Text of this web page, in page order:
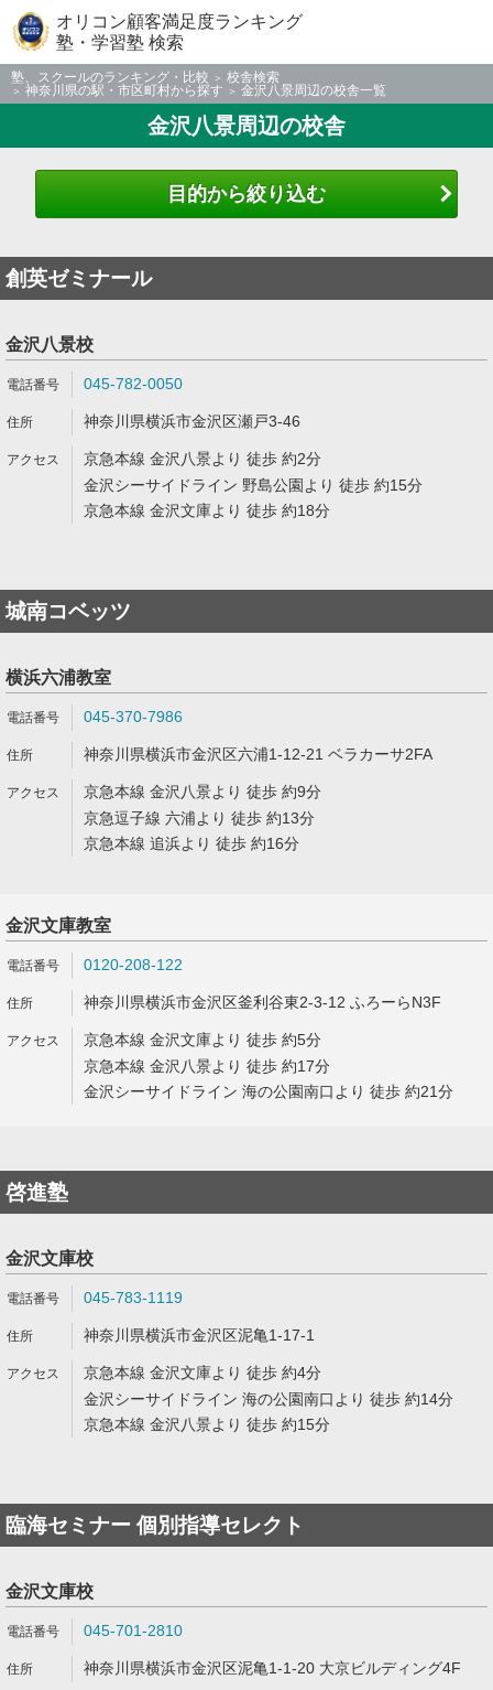
オリコン顧客満足度ランキング
塾・学習塾 検索
塾、スクールのランキング・比較
校舎検索
神奈川県の駅・市区町村から探す
金沢八景周辺の校舎一覧
金沢八景周辺の校舎
目的から絞り込む
創英ゼミナール
金沢八景校
045-782-0050
神奈川県横浜市金沢区瀬戸3-46
京急本線 金沢八景より 徒歩 約2分
金沢シーサイドライン 野島公園より 徒歩 約15分
京急本線 金沢文庫より 徒歩 約18分
城南コベッツ
横浜六浦教室
045-370-7986
神奈川県横浜市金沢区六浦1-12-21 ベラカーサ2FA
京急本線 金沢八景より 徒歩 約9分
京急逗子線 六浦より 徒歩 約13分
京急本線 追浜より 徒歩 約16分
金沢文庫教室
0120-208-122
神奈川県横浜市金沢区釜利谷東2-3-12 ふろーらN3F
京急本線 金沢文庫より 徒歩 約5分
京急本線 金沢八景より 徒歩 約17分
金沢シーサイドライン 海の公園南口より 徒歩 約21分
啓進塾
金沢文庫校
045-783-1119
神奈川県横浜市金沢区泥亀1-17-1
京急本線 金沢文庫より 徒歩 約4分
金沢シーサイドライン 海の公園南口より 徒歩 約14分
京急本線 金沢八景より 徒歩 約15分
臨海セミナー 個別指導セレクト
金沢文庫校
045-701-2810
神奈川県横浜市金沢区泥亀1-1-20 大京ビルディング4F